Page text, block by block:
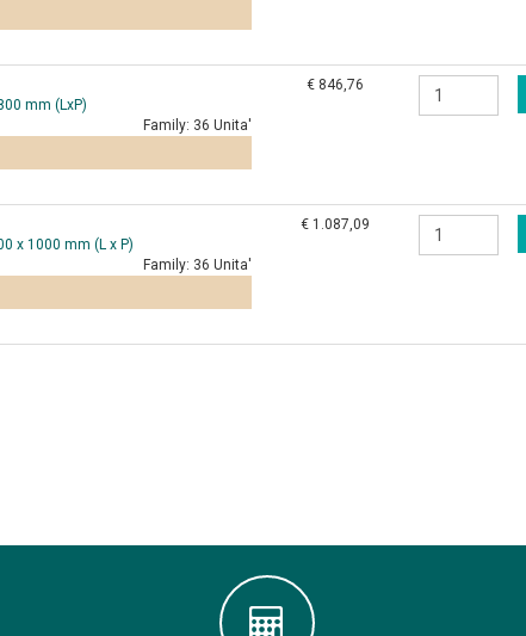
mm (LxP)
Family: 36 Unita'
€ 846,76
x 1000 mm (L x P)
Family: 36 Unita'
€ 1.087,09